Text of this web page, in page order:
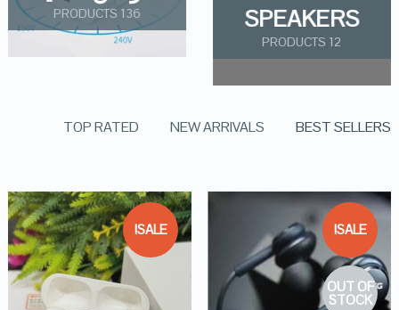
SPEAKERS
12 PRODUCTS
136 PRODUCTS
BEST SELLERS
NEW ARRIVALS
TOP RATED
SALE!
OUT OF
STOCK
SALE!